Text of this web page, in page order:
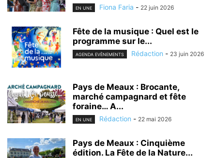
EN UNE Fiona Faria - 22 juin 2026
Fête de la musique : Quel est le
programme sur le...
AGENDA EVÈNEMENTS Rédaction - 23 juin 2026
Pays de Meaux : Brocante,
marché campagnard et fête
foraine… A...
EN UNE Rédaction - 22 mai 2026
Pays de Meaux : Cinquième
édition. La Fête de la Nature...